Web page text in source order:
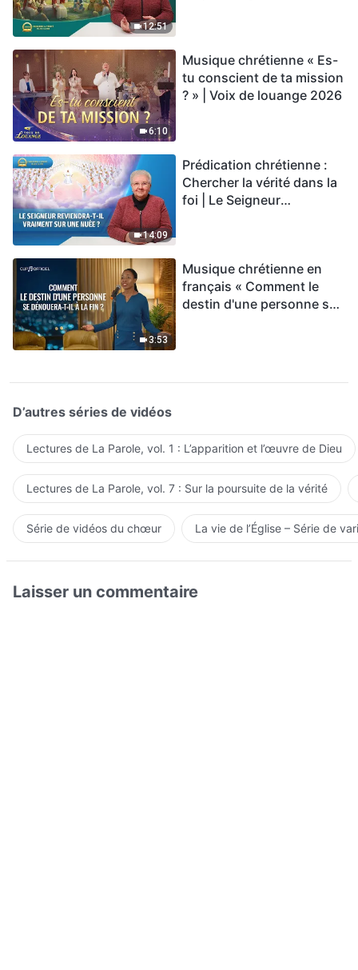
12:51
6:10
Musique chrétienne « Es-
tu conscient de ta mission
? » | Voix de louange 2026
14:09
Prédication chrétienne :
Chercher la vérité dans la
foi | Le Seigneur
3:53
Musique chrétienne en
français « Comment le
destin d'une personne se
D’autres séries de vidéos
Lectures de La Parole, vol. 1 : L’apparition et l’œuvre de Dieu
Lectures de La Parole, vol. 7 : Sur la poursuite de la vérité
Série de vidéos du chœur La vie de l’Église – Série de
Laisser un commentaire